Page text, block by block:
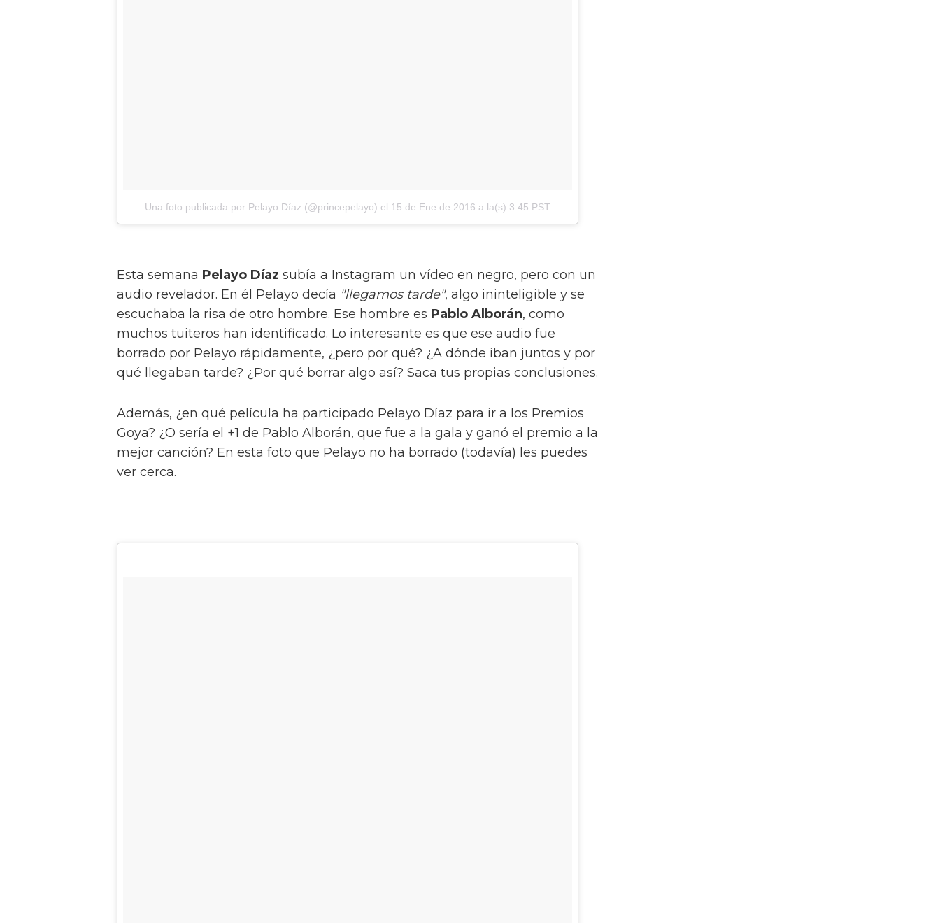
Una foto publicada por Pelayo Díaz (@princepelayo) el 15 de Ene de 2016 a la(s) 3:45 PST
Esta semana Pelayo Díaz subía a Instagram un vídeo en negro, pero con un
audio revelador. En él Pelayo decía "llegamos tarde", algo ininteligible y se
escuchaba la risa de otro hombre. Ese hombre es Pablo Alborán, como
muchos tuiteros han identificado. Lo interesante es que ese audio fue
borrado por Pelayo rápidamente, ¿pero por qué? ¿A dónde iban juntos y por
qué llegaban tarde? ¿Por qué borrar algo así? Saca tus propias conclusiones.
Además, ¿en qué película ha participado Pelayo Díaz para ir a los Premios
Goya? ¿O sería el +1 de Pablo Alborán, que fue a la gala y ganó el premio a la
mejor canción? En esta foto que Pelayo no ha borrado (todavía) les puedes
ver cerca.